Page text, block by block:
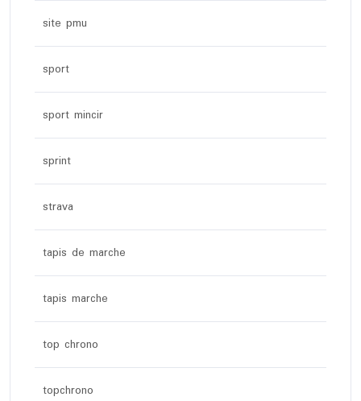
site pmu
sport
sport mincir
sprint
strava
tapis de marche
tapis marche
top chrono
topchrono